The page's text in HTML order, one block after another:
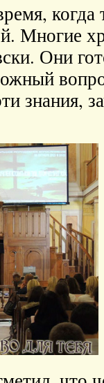
когда
Многие
Они
знания,